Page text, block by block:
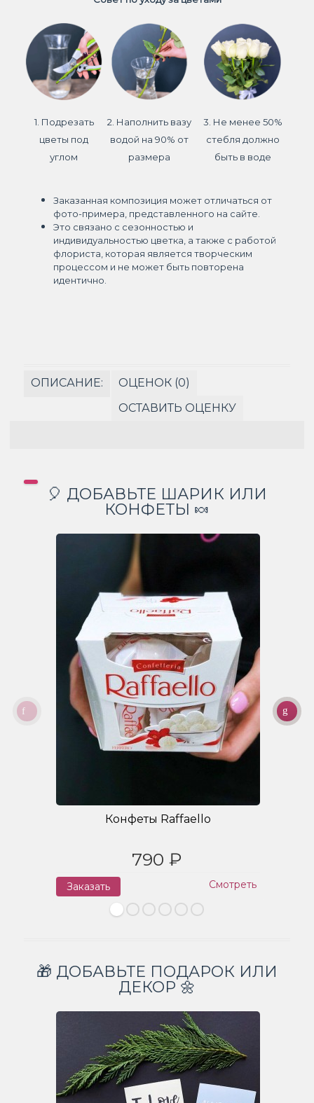
1. Подрезать
цветы под
углом
2. Наполнить вазу
водой на 90% от
размера
3. Не менее 50%
стебля должно
быть в воде
Заказанная композиция может отличаться от
фото-примера, представленного на сайте.
Это связано с сезонностью и
индивидуальностью цветка, а также с работой
флориста, которая является творческим
процессом и не может быть повторена
идентично.
ОПИСАНИЕ:
ОЦЕНОК (0)
ОСТАВИТЬ ОЦЕНКУ
🎈 ДОБАВЬТЕ ШАРИК ИЛИ
КОНФЕТЫ 🍬
Конфеты Raffaello
790 ₽
Заказать Смотреть
🎁 ДОБАВЬТЕ ПОДАРОК ИЛИ
ДЕКОР 🌼